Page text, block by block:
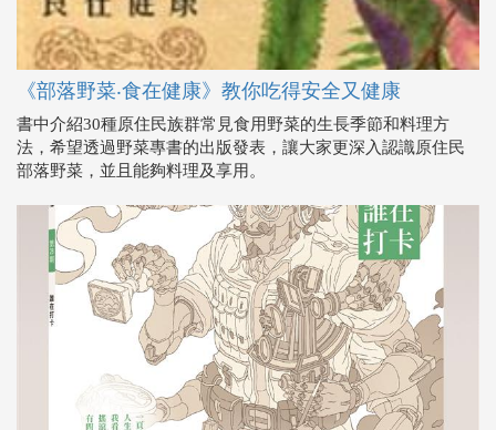
《部落野菜‧食在健康》教你吃得安全又健康
書中介紹30種原住民族群常見食用野菜的生長季節和料理方
法，希望透過野菜專書的出版發表，讓大家更深入認識原住民
部落野菜，並且能夠料理及享用。